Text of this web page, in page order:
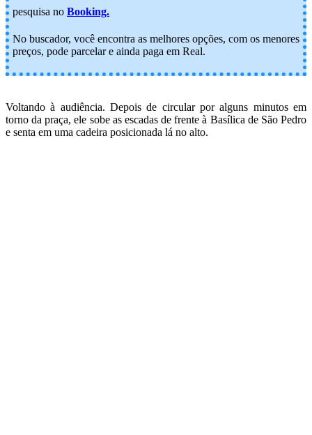
pesquisa no Booking.
No buscador, você encontra as melhores opções, com os menores
preços, pode parcelar e ainda paga em Real.
Voltando à audiência. Depois de circular por alguns minutos em
torno da praça, ele sobe as escadas de frente à Basílica de São Pedro
e senta em uma cadeira posicionada lá no alto.